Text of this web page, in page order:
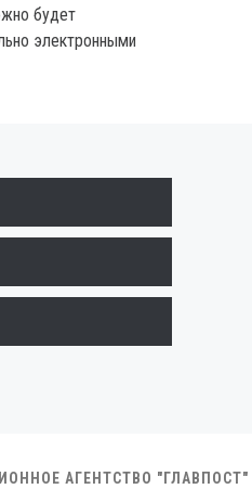
будет
электронными
АГЕНТСТВО "ГЛАВПОСТ"